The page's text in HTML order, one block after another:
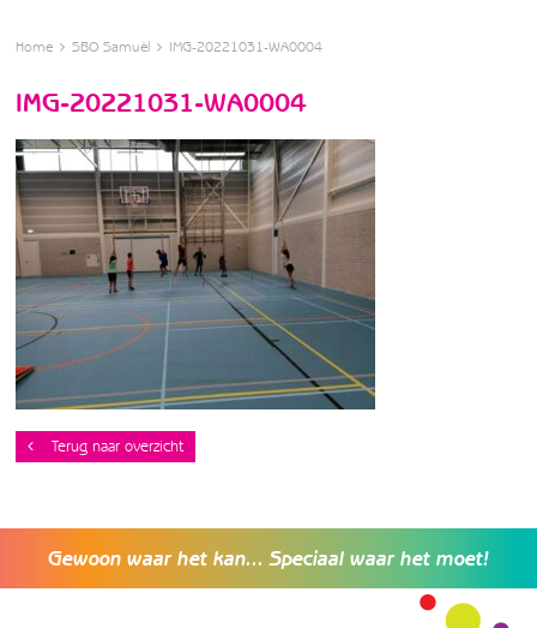
Home SBO Samuël IMG-20221031-WA0004
IMG-20221031-WA0004
Terug naar overzicht
Gewoon waar het kan... Speciaal waar het moet!